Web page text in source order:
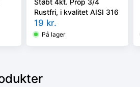
Støbt 4kt. Prop 3/4
Rustfri, i kvalitet AISI 316
19 kr.
På lager